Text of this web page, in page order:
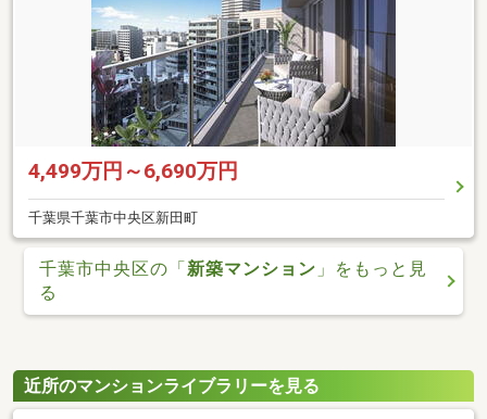
4,499万円～6,690万円
千葉県千葉市中央区新田町
千葉市中央区の「新築マンション 」をもっと見
る
近所のマンションライブラリーを見る